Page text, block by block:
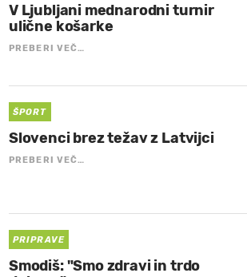
V Ljubljani mednarodni turnir
ulične košarke
PREBERI VEČ…
ŠPORT
Slovenci brez težav z Latvijci
PREBERI VEČ…
PRIPRAVE
Smodiš: "Smo zdravi in trdo